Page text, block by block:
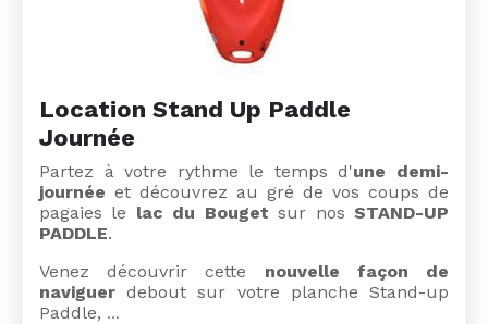
Location Stand Up Paddle
Journée
Partez à votre rythme le temps d'une demi-
journée et découvrez au gré de vos coups de
pagaies le lac du Bouget sur nos STAND-UP
PADDLE.
Venez découvrir cette nouvelle façon de
naviguer debout sur votre planche Stand-up
Paddle, …